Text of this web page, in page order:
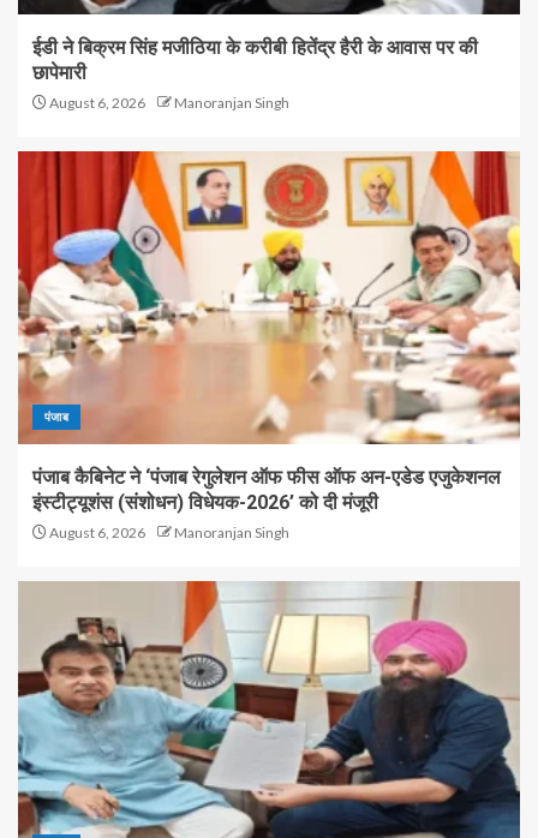
ईडी ने बिक्रम सिंह मजीठिया के करीबी हितेंद्र हैरी के आवास पर की
छापेमारी
August 6, 2026 Manoranjan Singh
पंजाब
पंजाब कैबिनेट ने ‘पंजाब रेगुलेशन ऑफ फीस ऑफ अन-एडेड एजुकेशनल
इंस्टीट्यूशंस (संशोधन) विधेयक-2026’ को दी मंजूरी
August 6, 2026 Manoranjan Singh